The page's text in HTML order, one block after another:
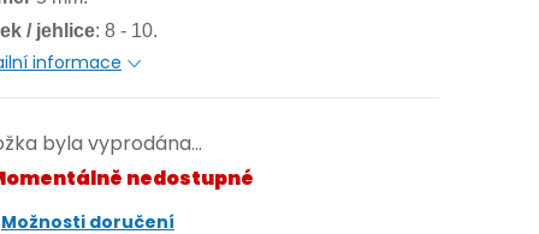
/ jehlice: 8 - 10.
informace
byla vyprodána…
nedostupné
Možnosti doručení